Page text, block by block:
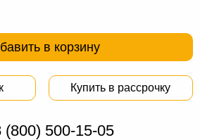
в корзину
Купить в рассрочку
(800) 500-15-05